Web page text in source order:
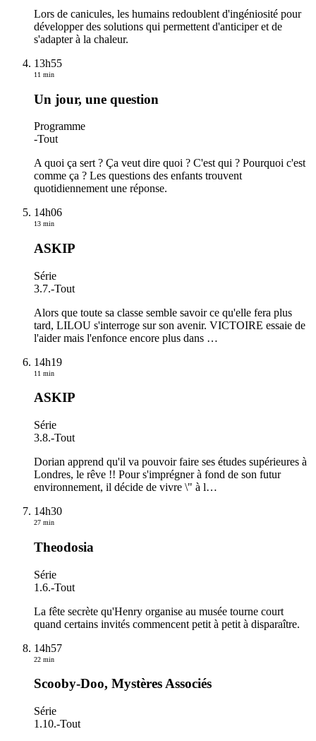
Lors de canicules, les humains redoublent d'ingéniosité pour
développer des solutions qui permettent d'anticiper et de
s'adapter à la chaleur.
13h55
11 min
Un jour, une question
Programme
-Tout
A quoi ça sert ? Ça veut dire quoi ? C'est qui ? Pourquoi c'est
comme ça ? Les questions des enfants trouvent
quotidiennement une réponse.
14h06
13 min
ASKIP
Série
3.7.-Tout
Alors que toute sa classe semble savoir ce qu'elle fera plus
tard, LILOU s'interroge sur son avenir. VICTOIRE essaie de
l'aider mais l'enfonce encore plus dans …
14h19
11 min
ASKIP
Série
3.8.-Tout
Dorian apprend qu'il va pouvoir faire ses études supérieures à
Londres, le rêve !! Pour s'imprégner à fond de son futur
environnement, il décide de vivre \" à l…
14h30
27 min
Theodosia
Série
1.6.-Tout
La fête secrète qu'Henry organise au musée tourne court
quand certains invités commencent petit à petit à disparaître.
14h57
22 min
Scooby-Doo, Mystères Associés
Série
1.10.-Tout